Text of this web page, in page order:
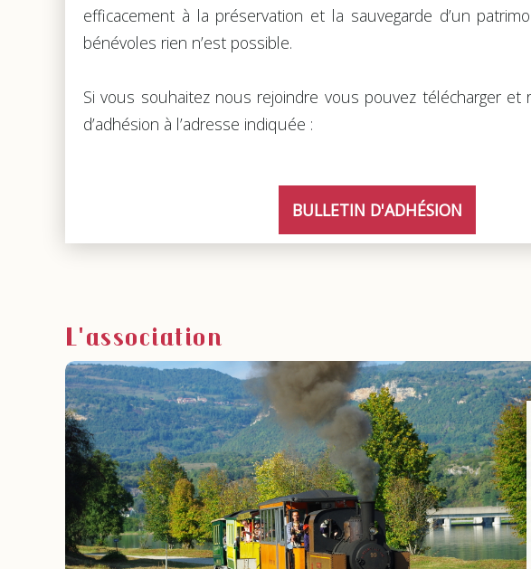
efficacement à la préservation et la sauvegarde d’un
bénévoles rien n’est possible.
Si vous souhaitez nous rejoindre vous pouvez télécharger
d’adhésion à l’adresse indiquée :
BULLETIN D'ADHÉSION
L'association